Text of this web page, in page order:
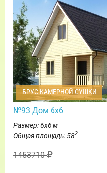
БРУС КАМЕРНОЙ СУШКИ
№93 Дом 6х6
Размер: 6х6 м
Общая площадь: 582
1453710